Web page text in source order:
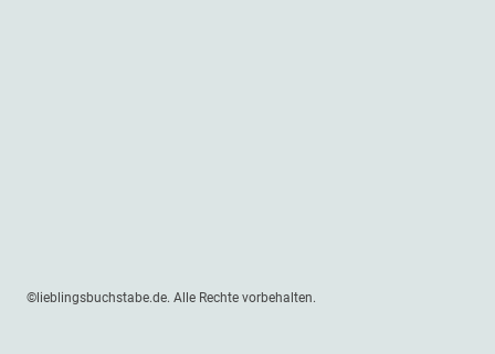
©lieblingsbuchstabe.de. Alle Rechte vorbehalten.